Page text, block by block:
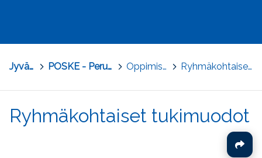
Jyväskylä POSKE - Perusopetuksen osaamisen kehittäminen > Oppimisen ja koulunkäynnin tuki > Ryhmäkohtaiset tukimuodot
Ryhmäkohtaiset tukimuodot